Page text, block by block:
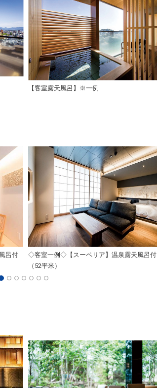
【客室露天風呂】※一例
呂付
◇客室一例◇【スーペリア】温泉露天風呂付
（52平米）